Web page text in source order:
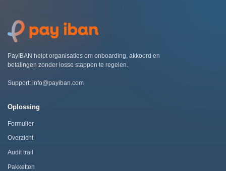
PayIBAN helpt organisaties om onboarding, akkoord en
betalingen zonder losse stappen te regelen.
Support: info@payiban.com
Oplossing
Formulier
Overzicht
Audit trail
Pakketten